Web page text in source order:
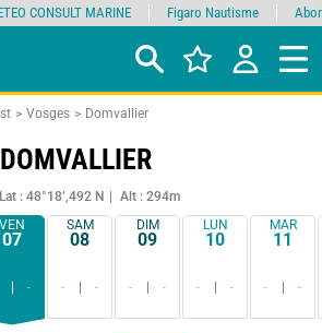
Vosges Domvallier
DOMVALLIER
Lat : 48°18’,492 N Alt : 294m
VEN
07
-
SAM
08
- -
DIM
09
- -
LUN
10
- -
MAR
11
- -
CONSULT MARINE Figaro Nautisme